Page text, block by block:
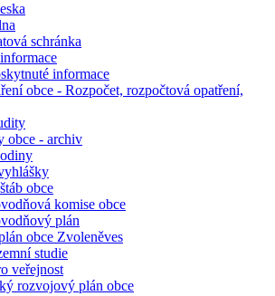
schránka
informace
obce - Rozpočet, rozpočtová opatření,
obce - archiv
obce
komise obce
plán
obce Zvoleněves
studie
veřejnost
rozvojový plán obce